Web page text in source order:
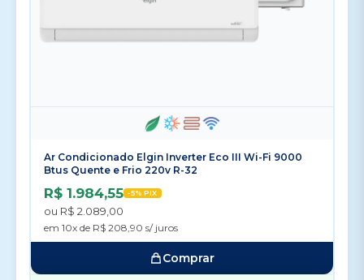
Ar Condicionado Elgin Inverter Eco III Wi-Fi 9000
Btus Quente e Frio 220v R-32
R$ 1.984,55 -5% PIX
ou R$ 2.089,00
em 10x de R$ 208,90 s/ juros
Comprar